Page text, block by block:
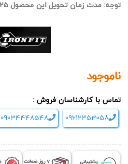
توجه: مدت زمان تحویل این محصول 25 روز کاری می باشد.
ناموجود
تماس با کارشناسان فروش :
09212353058
09034448548